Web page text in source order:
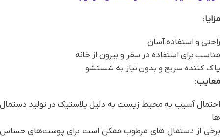
مزایا:
راحتی و استفاده آسان
مناسب برای استفاده در سفر و بیرون از خانه
پاک‌ کننده سریع و بدون نیاز به شستشو
معایب:
احتمال آسیب به محیط زیست به دلیل پلاستیک در تولید دستمال‌
ها
برخی از دستمال‌ های مرطوب ممکن است برای پوست‌های حساس